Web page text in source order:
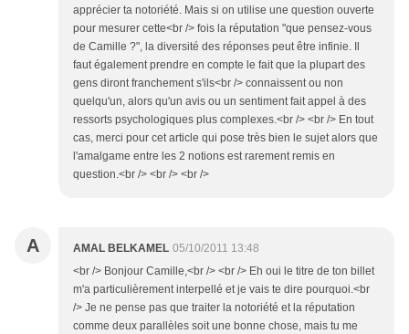
apprécier ta notoriété. Mais si on utilise une question ouverte
pour mesurer cette<br /> fois la réputation "que pensez-vous
de Camille ?", la diversité des réponses peut être infinie. Il
faut également prendre en compte le fait que la plupart des
gens diront franchement s'ils<br /> connaissent ou non
quelqu'un, alors qu'un avis ou un sentiment fait appel à des
ressorts psychologiques plus complexes.<br /> <br /> En tout
cas, merci pour cet article qui pose très bien le sujet alors que
l'amalgame entre les 2 notions est rarement remis en
question.<br /> <br /> <br />
A AMAL BELKAMEL 05/10/2011 13:48
<br /> Bonjour Camille,<br /> <br /> Eh oui le titre de ton billet
m'a particulièrement interpellé et je vais te dire pourquoi.<br
/> Je ne pense pas que traiter la notoriété et la réputation
comme deux parallèles soit une bonne chose, mais tu me